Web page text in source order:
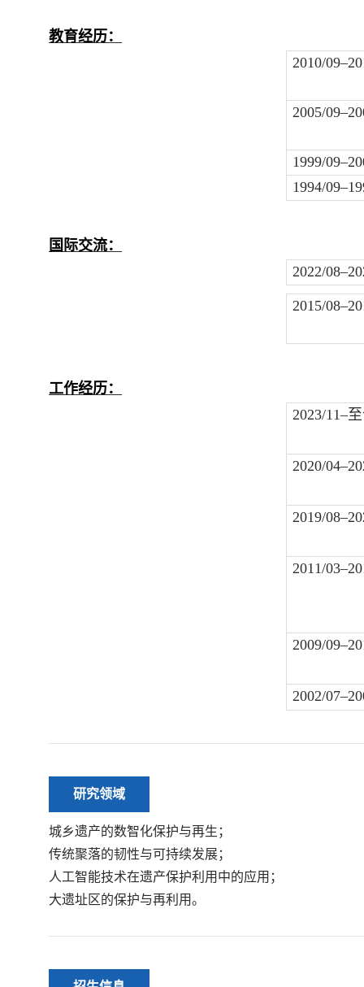
教育经历：
2010/
2005/
1999/
1994/
国际交流：
2022/
2015/
工作经历：
2023/11–
2020/
2019/
2011/
2009/
2002/
研究领域
城乡遗产的数智化保护与再生；
传统聚落的韧性与可持续发展；
人工智能技术在遗产保护利用中的应用；
大遗址区的保护与再利用。